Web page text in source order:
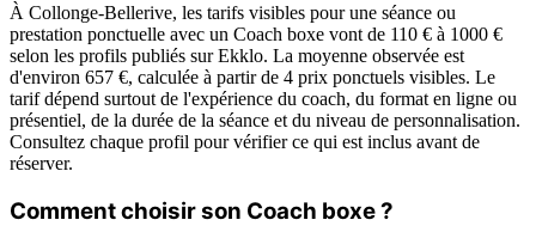
À Collonge-Bellerive, les tarifs visibles pour une séance ou
prestation ponctuelle avec un Coach boxe vont de 110 € à 1000 €
selon les profils publiés sur Ekklo. La moyenne observée est
d'environ 657 €, calculée à partir de 4 prix ponctuels visibles. Le
tarif dépend surtout de l'expérience du coach, du format en ligne ou
présentiel, de la durée de la séance et du niveau de personnalisation.
Consultez chaque profil pour vérifier ce qui est inclus avant de
réserver.
Comment choisir son Coach boxe ?